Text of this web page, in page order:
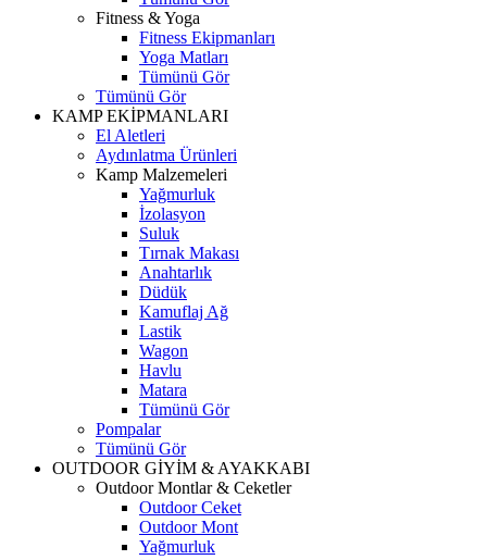
Fitness & Yoga
Fitness Ekipmanları
Yoga Matları
Tümünü Gör
Tümünü Gör
KAMP EKİPMANLARI
El Aletleri
Aydınlatma Ürünleri
Kamp Malzemeleri
Yağmurluk
İzolasyon
Suluk
Tırnak Makası
Anahtarlık
Düdük
Kamuflaj Ağ
Lastik
Wagon
Havlu
Matara
Tümünü Gör
Pompalar
Tümünü Gör
OUTDOOR GİYİM & AYAKKABI
Outdoor Montlar & Ceketler
Outdoor Ceket
Outdoor Mont
Yağmurluk